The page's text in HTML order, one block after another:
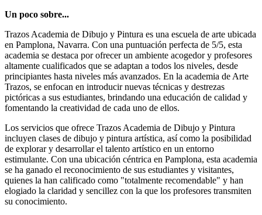
Un poco sobre...
Trazos Academia de Dibujo y Pintura es una escuela de arte ubicada
en Pamplona, Navarra. Con una puntuación perfecta de 5/5, esta
academia se destaca por ofrecer un ambiente acogedor y profesores
altamente cualificados que se adaptan a todos los niveles, desde
principiantes hasta niveles más avanzados. En la academia de Arte
Trazos, se enfocan en introducir nuevas técnicas y destrezas
pictóricas a sus estudiantes, brindando una educación de calidad y
fomentando la creatividad de cada uno de ellos.
Los servicios que ofrece Trazos Academia de Dibujo y Pintura
incluyen clases de dibujo y pintura artística, así como la posibilidad
de explorar y desarrollar el talento artístico en un entorno
estimulante. Con una ubicación céntrica en Pamplona, esta academia
se ha ganado el reconocimiento de sus estudiantes y visitantes,
quienes la han calificado como "totalmente recomendable" y han
elogiado la claridad y sencillez con la que los profesores transmiten
su conocimiento.